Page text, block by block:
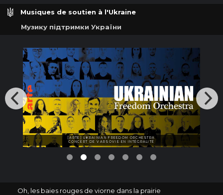
Musiques de soutien à l'Ukraine
Музику підтримки України
[ARTE] UKRAINIAN FREEDOM ORCHESTRA
CONCERT DE VARSOVIE EN INTÉGRALITÉ
Oh, les baies rouges de viorne dans la prairie